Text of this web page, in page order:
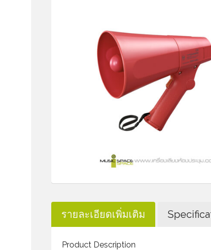
รายละเอียดเพิ่มเติม
Product Description